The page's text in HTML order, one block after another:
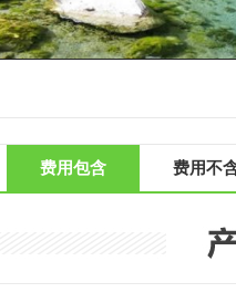
费用包含 费用不